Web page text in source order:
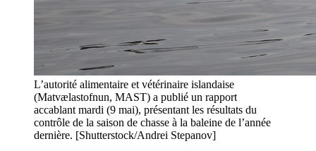
L’autorité alimentaire et vétérinaire islandaise
(Matvælastofnun, MAST) a publié un rapport
accablant mardi (9 mai), présentant les résultats du
contrôle de la saison de chasse à la baleine de l’année
dernière. [Shutterstock/Andrei Stepanov]